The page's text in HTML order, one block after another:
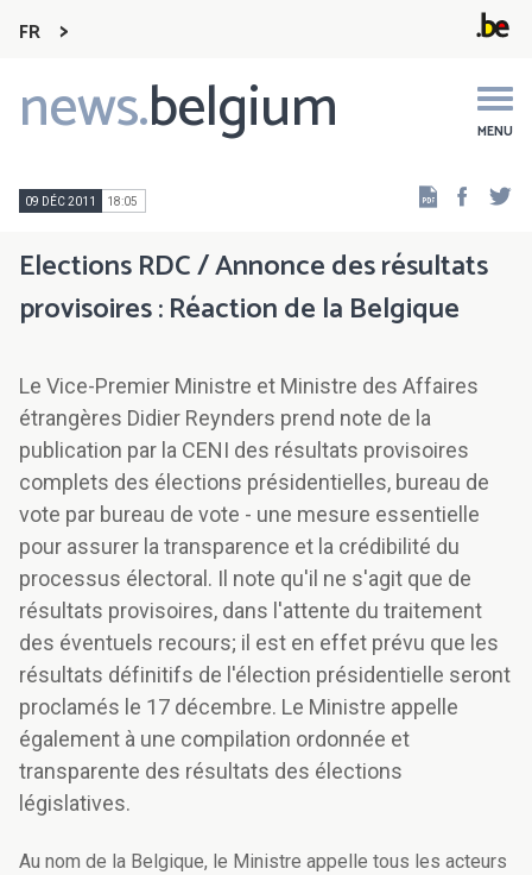
FR
news.belgium MENU
Main
navigation
09 DÉC 2011 18:05
Elections RDC / Annonce des résultats
provisoires : Réaction de la Belgique
Le Vice-Premier Ministre et Ministre des Affaires
étrangères Didier Reynders prend note de la
publication par la CENI des résultats provisoires
complets des élections présidentielles, bureau de
vote par bureau de vote - une mesure essentielle
pour assurer la transparence et la crédibilité du
processus électoral. Il note qu'il ne s'agit que de
résultats provisoires, dans l'attente du traitement
des éventuels recours; il est en effet prévu que les
résultats définitifs de l'élection présidentielle seront
proclamés le 17 décembre. Le Ministre appelle
également à une compilation ordonnée et
transparente des résultats des élections
législatives.
Au nom de la Belgique, le Ministre appelle tous les acteurs